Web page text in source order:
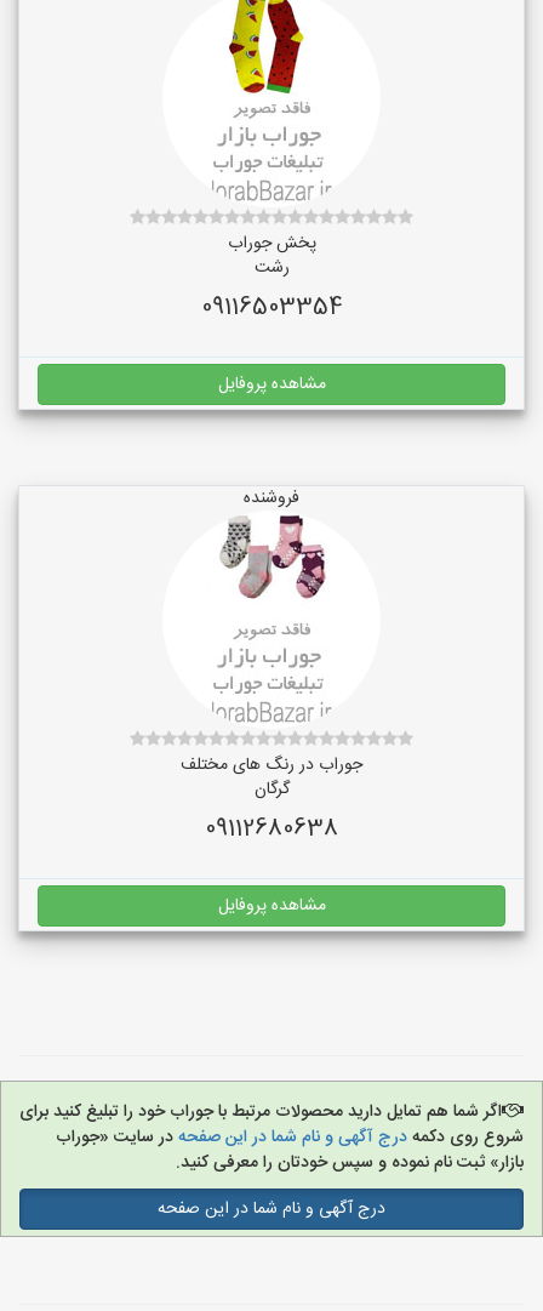
پخش جوراب
رشت
09116503354
مشاهده پروفایل
فروشنده
جوراب در رنگ‌ های مختلف
گرگان
09112680638
مشاهده پروفایل
اگر شما هم تمایل دارید محصولات مرتبط با جوراب خود را تبلیغ کنید برای
شروع روی دکمهدرج آگهی و نام شما در این صفحهدر سایت «جوراب
بازار» ثبت نام نموده و سپس خودتان را معرفی کنید.
درج آگهی و نام شما در این صفحه